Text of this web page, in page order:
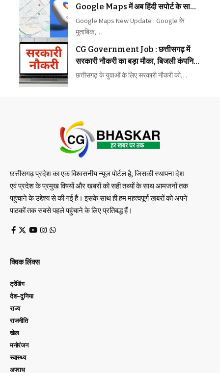
Google Maps में अब हिंदी सपोर्ट के साथ
मिलेगा बेहतर नेविगेशन
Google Maps New Update : Google के
मुताबिक,…
CG Government Job : छत्तीसगढ़ में
सरकारी नौकरी का बड़ा मौका, बिजली कंपनियों
में पहली बार 1235 पदों पर भर्ती
छत्तीसगढ़ के युवाओं के लिए सरकारी नौकरी को…
छत्तीसगढ़ प्रदेश का एक विश्वसनीय न्यूज पोर्टल है, जिसकी स्थापना देश
एवं प्रदेश के प्रमुख विषयों और खबरों को सही तथ्यों के साथ आमजनों तक
पहुंचाने के उद्देश्य से की गई है। इसके साथ ही हम महत्वपूर्ण खबरों को अपने
पाठकों तक सबसे पहले पहुंचाने के लिए प्रतिबद्ध हैं।
क्विक लिंक्स
ट्रेंडिंग
देश-दुनिया
राज्य
राजनीति
खेल
मनोरंजन
स्वास्थ्य
अपराध